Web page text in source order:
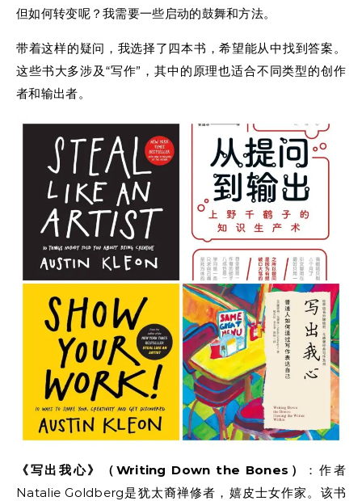
但如何转变呢？我需要一些启动的鼓舞和方法。
带着这样的疑问，我选择了四本书，希望能从中找到答案。
这些书大多涉及“写作”，其中的原理也适合不同类型的创作
者和输出者。
《写出我心》（Writing Down the Bones）
：作者
Natalie Goldberg是犹太裔禅修者，嬉皮士女作家。该书